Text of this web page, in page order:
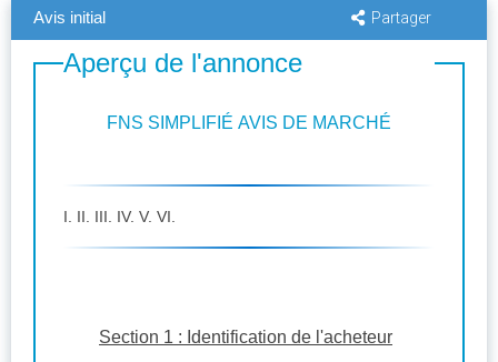
Avis initial Partager
Aperçu de l'annonce
FNS SIMPLIFIÉ AVIS DE MARCHÉ
I. II. III. IV. V. VI.
Section 1 : Identification de l'acheteur